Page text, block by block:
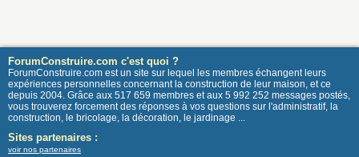
ForumConstruire.com c'est quoi ?
ForumConstruire.com est un site sur lequel les membres échangent leurs
expériences personnelles concernant la construction de leur maison, et ce
depuis 2004. Grâce aux 517 659 membres et aux 5 992 252 messages postés,
vous trouverez forcement des réponses à vos questions sur l'administratif, la
construction, le bricolage, la décoration, le jardinage ...
Sites partenaires :
voir nos partenaires